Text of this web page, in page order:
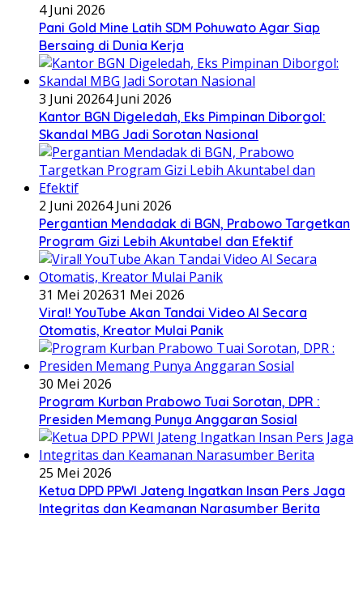
4 Juni 2026
Pani Gold Mine Latih SDM Pohuwato Agar Siap
Bersaing di Dunia Kerja
3 Juni 20264 Juni 2026
Kantor BGN Digeledah, Eks Pimpinan Diborgol:
Skandal MBG Jadi Sorotan Nasional
2 Juni 20264 Juni 2026
Pergantian Mendadak di BGN, Prabowo Targetkan
Program Gizi Lebih Akuntabel dan Efektif
31 Mei 202631 Mei 2026
Viral! YouTube Akan Tandai Video AI Secara
Otomatis, Kreator Mulai Panik
30 Mei 2026
Program Kurban Prabowo Tuai Sorotan, DPR :
Presiden Memang Punya Anggaran Sosial
25 Mei 2026
Ketua DPD PPWI Jateng Ingatkan Insan Pers Jaga
Integritas dan Keamanan Narasumber Berita